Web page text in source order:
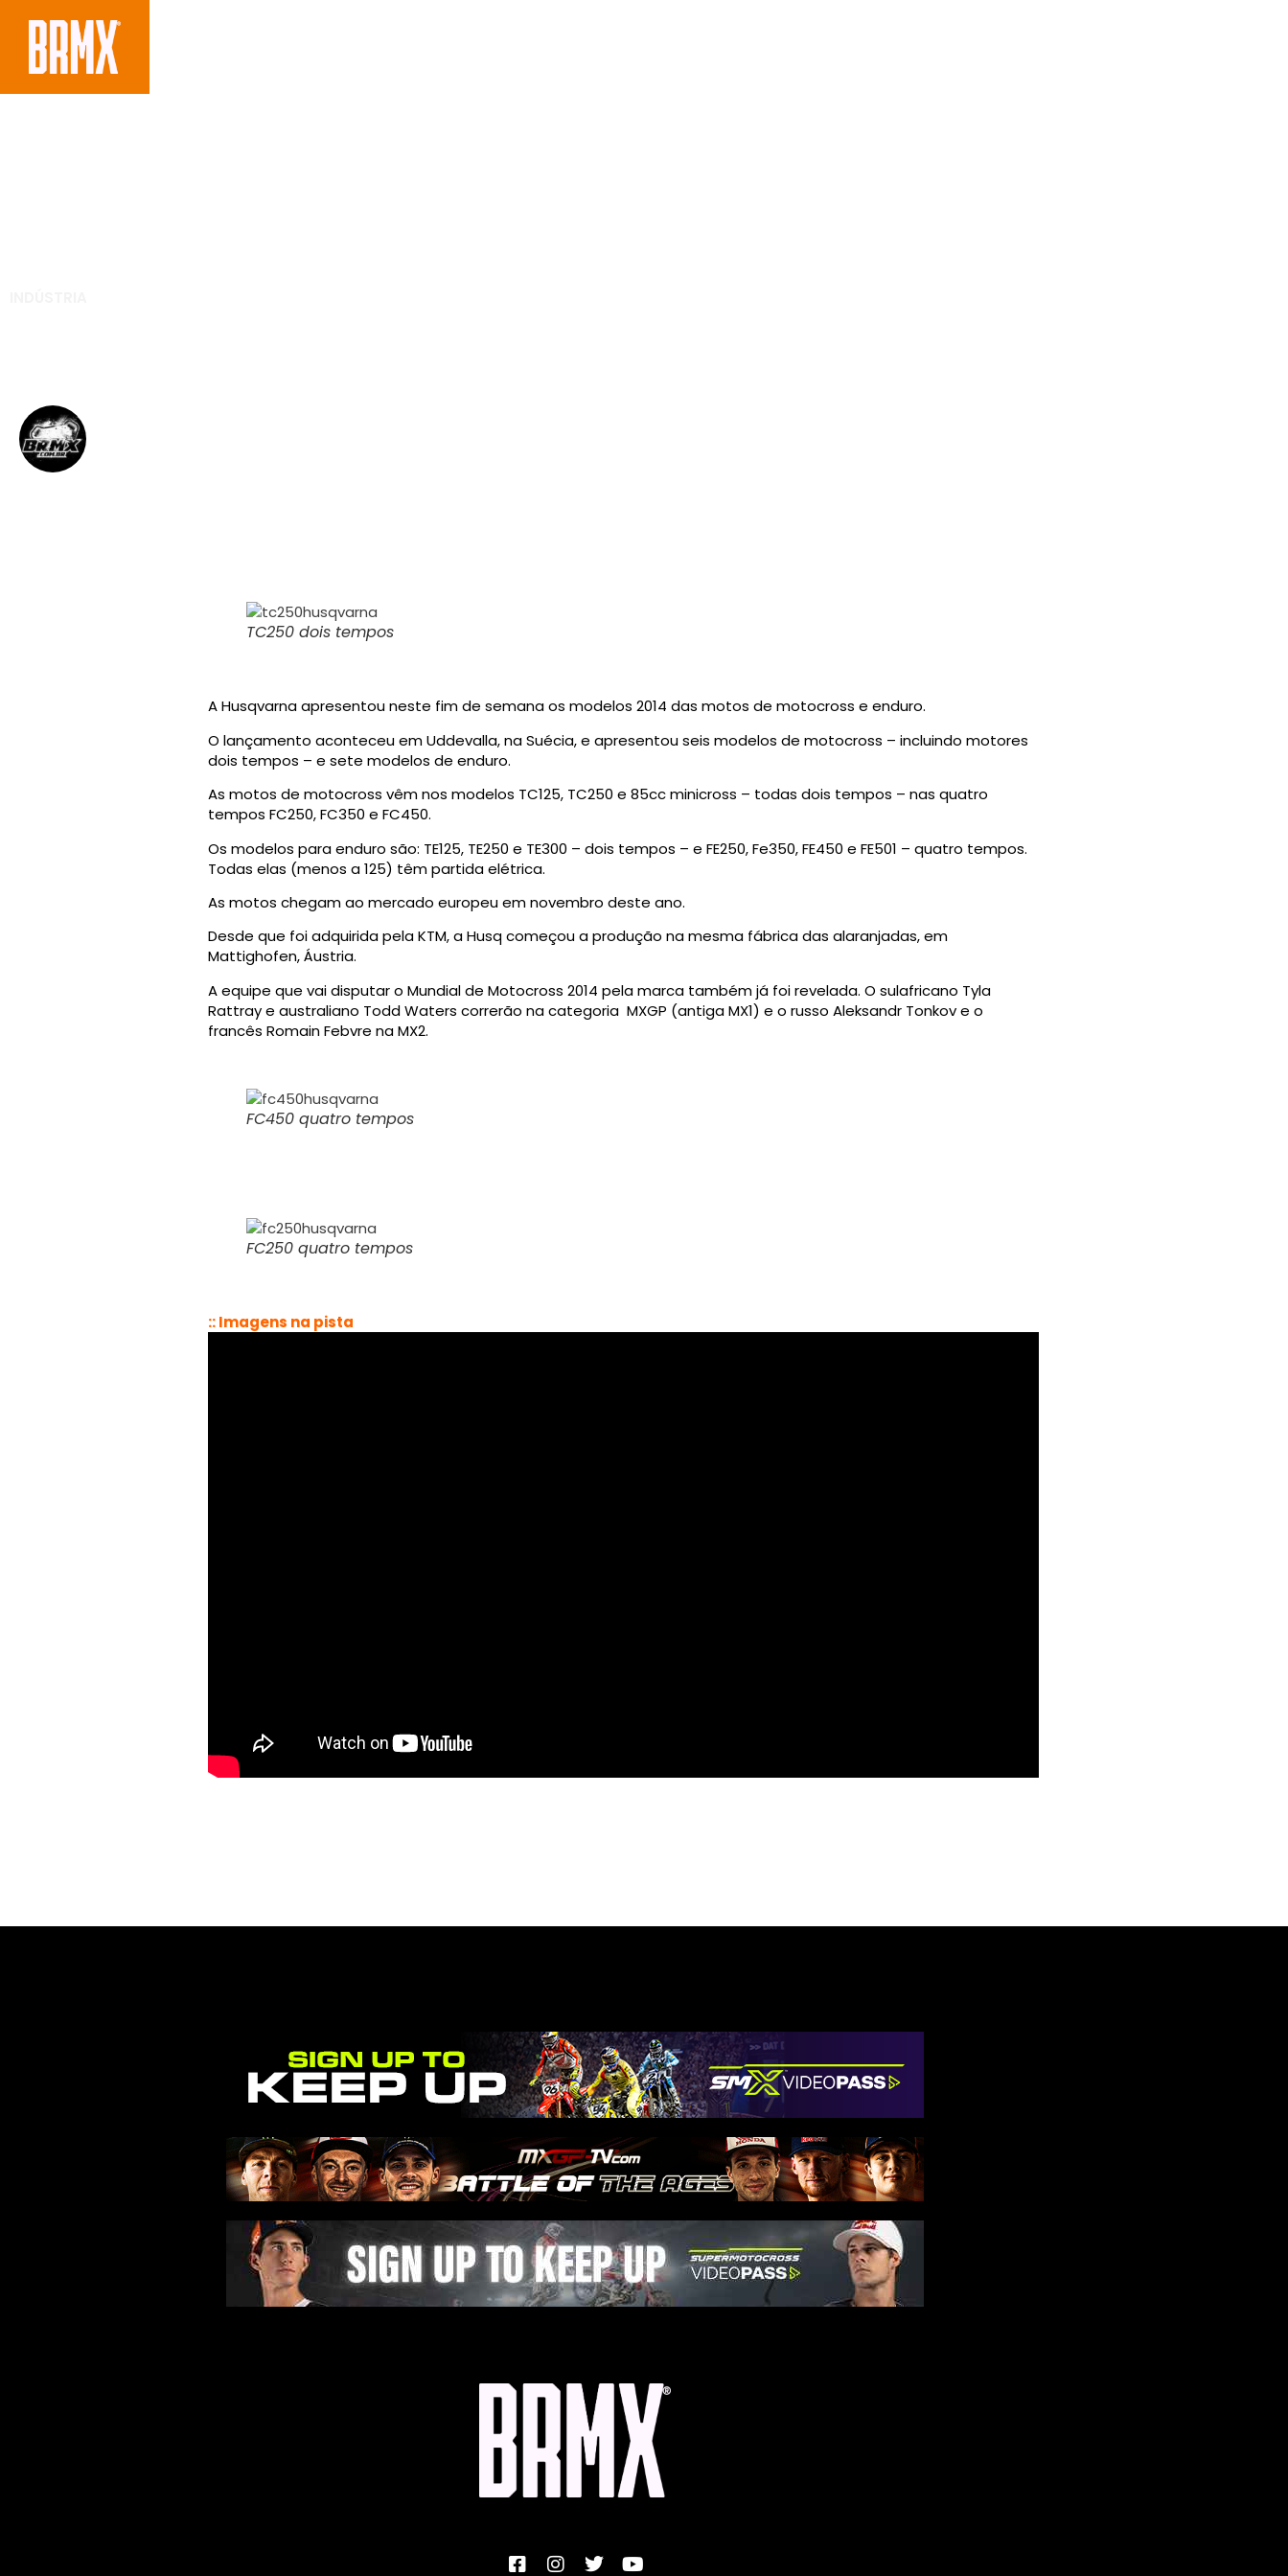
TC250 dois tempos
A Husqvarna apresentou neste fim de semana os modelos 2014 das motos de motocross e enduro.
O lançamento aconteceu em Uddevalla, na Suécia, e apresentou seis modelos de motocross – incluindo motores
dois tempos – e sete modelos de enduro.
As motos de motocross vêm nos modelos TC125, TC250 e 85cc minicross – todas dois tempos – nas quatro
tempos FC250, FC350 e FC450.
Os modelos para enduro são: TE125, TE250 e TE300 – dois tempos – e FE250, Fe350, FE450 e FE501 – quatro tempos.
Todas elas (menos a 125) têm partida elétrica.
As motos chegam ao mercado europeu em novembro deste ano.
Desde que foi adquirida pela KTM, a Husq começou a produção na mesma fábrica das alaranjadas, em
Mattighofen, Áustria.
A equipe que vai disputar o Mundial de Motocross 2014 pela marca também já foi revelada. O sulafricano Tyla
Rattray e australiano Todd Waters correrão na categoria MXGP (antiga MX1) e o russo Aleksandr Tonkov e o
francês Romain Febvre na MX2.
FC450 quatro tempos
FC250 quatro tempos
:: Imagens na pista